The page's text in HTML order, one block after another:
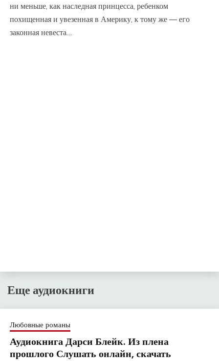
ни меньше, как наследная принцесса, ребенком
похищенная и увезенная в Америку, к тому же — его
законная невеста…
Еще аудиокниги
Любовные романы
Аудиокнига Дарси Блейк. Из плена
прошлого Слушать онлайн, скачать